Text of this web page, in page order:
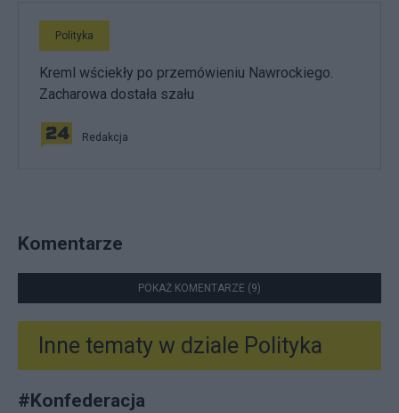
Polityka
Kreml wściekły po przemówieniu Nawrockiego.
Zacharowa dostała szału
Redakcja
Komentarze
POKAŻ KOMENTARZE (9)
Inne tematy w dziale Polityka
#Konfederacja